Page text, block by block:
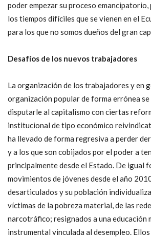
poder empezar su proceso
los tiempos difíciles que se vienen en el
para los que no somos dueños del gran
Desafíos de los nuevos trabajadores
La organización de los trabajadores y en
organización popular de forma errónea
disputarle al capitalismo con ciertas
institucional de tipo económico
ha llevado de forma regresiva a perder
y a los que son cobijados por el poder a
principalmente desde el Estado. De igual
movimientos de jóvenes desde el año
desarticulados y su población
víctimas de la pobreza material, de las
narcotráfico; resignados a una educación
instrumental vinculada al desempleo.